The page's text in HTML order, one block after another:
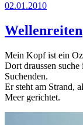
02.01.2010
Wellenreiten
Mein Kopf ist ein
Dort draussen
Suchenden.
Er steht am Strand,
Meer gerichtet.